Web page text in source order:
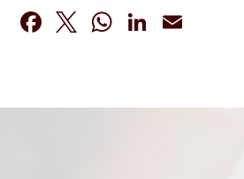
Facebook
Twitter
WhatsApp
LinkedIn